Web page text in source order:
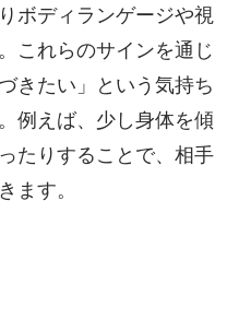
ボディランゲージや視
これらのサインを通じ
きたい」という気持ち
例えば、少し身体を傾
たりすることで、相手
ます。